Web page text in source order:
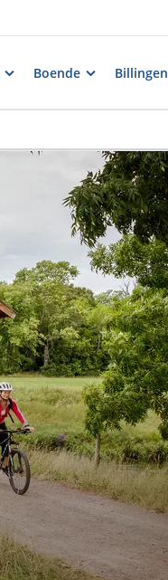
Boende Billingen